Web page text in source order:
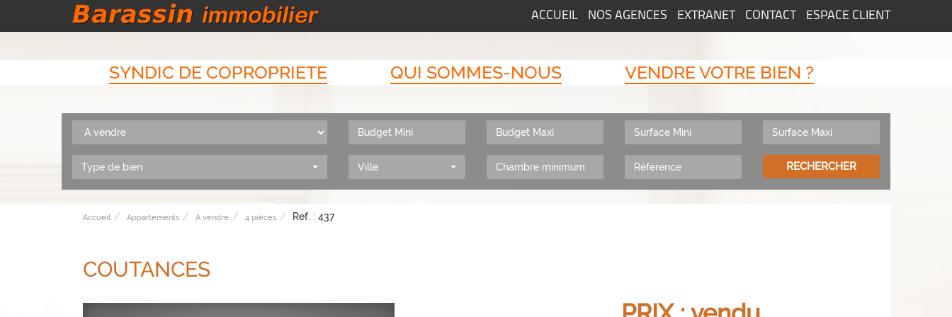
ACCUEIL NOS AGENCES EXTRANET CONTACT ESPACE CLIENT
SYNDIC DE COPROPRIETE QUI SOMMES-NOUS VENDRE VOTRE BIEN ?
Type de bien Ville RECHERCHER
Accueil Appartements A vendre 4 pièces Ref. : 437
COUTANCES